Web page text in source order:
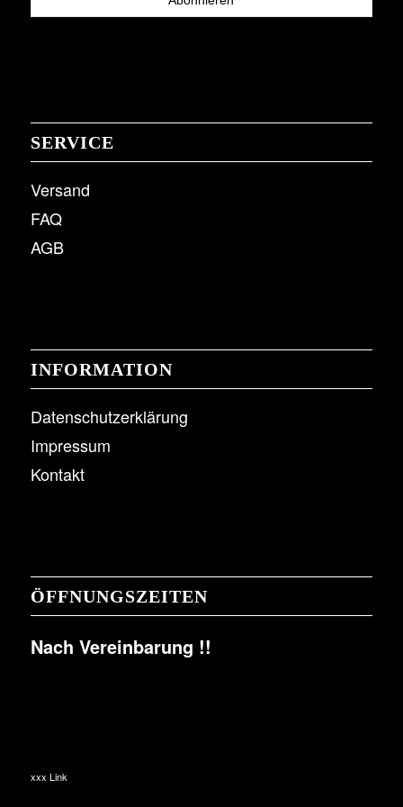
SERVICE
Versand
FAQ
AGB
INFORMATION
Datenschutzerklärung
Impressum
Kontakt
ÖFFNUNGSZEITEN
Nach Vereinbarung !!
xxx Link